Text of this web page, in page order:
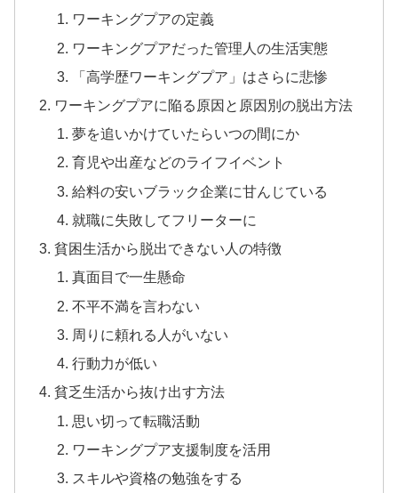
ワーキングプアの定義
ワーキングプアだった管理人の生活実態
「高学歴ワーキングプア」はさらに悲惨
ワーキングプアに陥る原因と原因別の脱出方法
夢を追いかけていたらいつの間にか
育児や出産などのライフイベント
給料の安いブラック企業に甘んじている
就職に失敗してフリーターに
貧困生活から脱出できない人の特徴
真面目で一生懸命
不平不満を言わない
周りに頼れる人がいない
行動力が低い
貧乏生活から抜け出す方法
思い切って転職活動
ワーキングプア支援制度を活用
スキルや資格の勉強をする